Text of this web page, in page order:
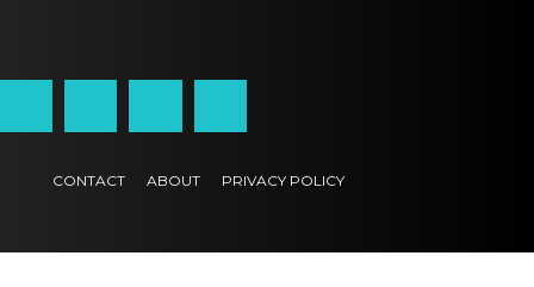
CONTACT ABOUT PRIVACY POLICY